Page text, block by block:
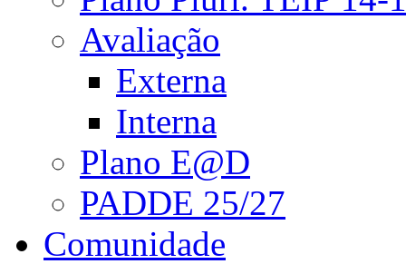
Avaliação
Externa
Interna
Plano E@D
PADDE 25/27
Comunidade